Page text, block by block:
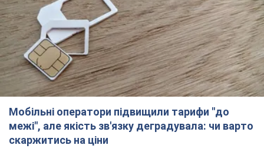
Мобільні оператори підвищили тарифи "до
межі", але якість зв'язку деградувала: чи варто
скаржитись на ціни